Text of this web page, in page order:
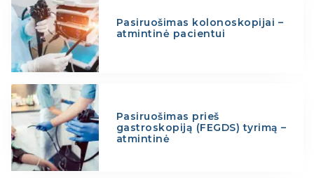
Pasiruošimas kolonoskopijai –
atmintinė pacientui
Pasiruošimas prieš
gastroskopiją (FEGDS) tyrimą –
atmintinė